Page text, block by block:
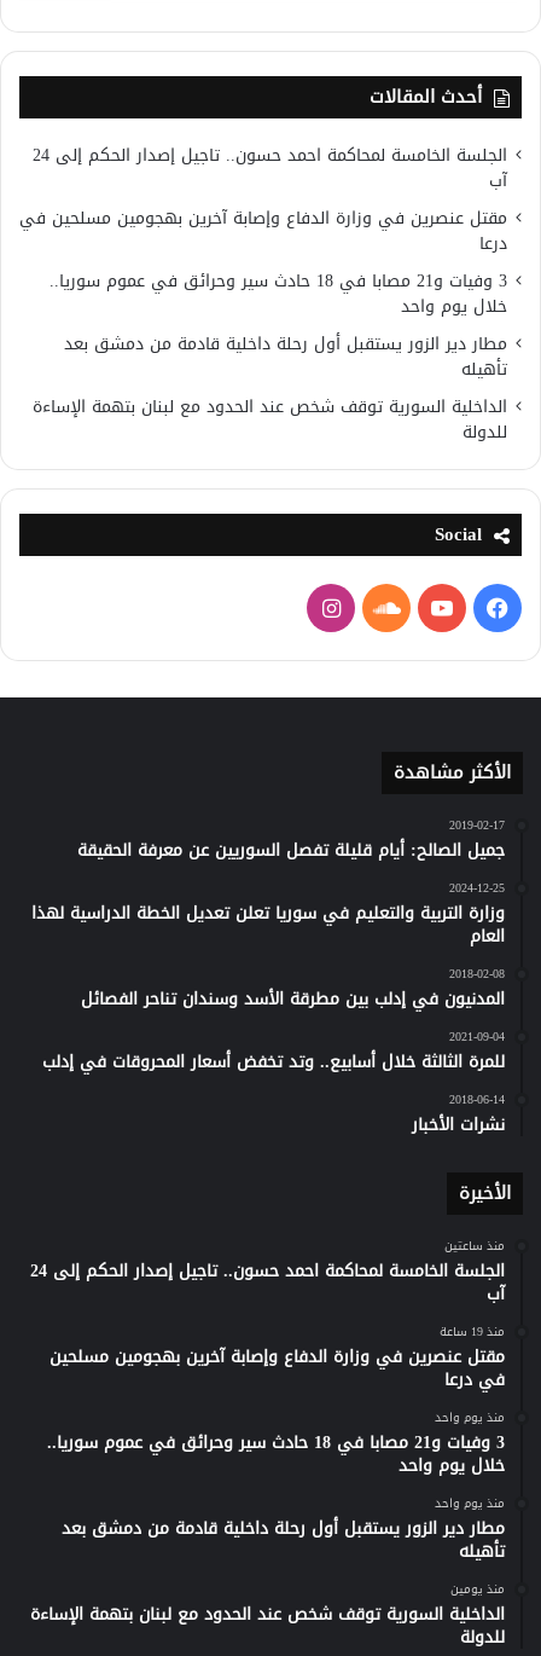
أحدث المقالات
الجلسة الخامسة لمحاكمة احمد حسون.. تاجيل إصدار الحكم إلى 24
آب
مقتل عنصرين في وزارة الدفاع وإصابة آخرين بهجومين مسلحين في
درعا
3 وفيات و21 مصابا في 18 حادث سير وحرائق في عموم سوريا..
خلال يوم واحد
مطار دير الزور يستقبل أول رحلة داخلية قادمة من دمشق بعد
تأهيله
الداخلية السورية توقف شخص عند الحدود مع لبنان بتهمة الإساءة
للدولة
Social
فيسبوكيوتيوبساوند
كلاود
انستقرام
الأكثر مشاهدة
2019-02-17
جميل الصالح: أيام قليلة تفصل السوريين عن معرفة الحقيقة
2024-12-25
وزارة التربية والتعليم في سوريا تعلن تعديل الخطة الدراسية لهذا
العام
2018-02-08
المدنيون في إدلب بين مطرقة الأسد وسندان تناحر الفصائل
2021-09-04
للمرة الثالثة خلال أسابيع.. وتد تخفض أسعار المحروقات في إدلب
2018-06-14
نشرات الأخبار
الأخيرة
منذ ساعتين
الجلسة الخامسة لمحاكمة احمد حسون.. تاجيل إصدار الحكم إلى 24
آب
منذ 19 ساعة
مقتل عنصرين في وزارة الدفاع وإصابة آخرين بهجومين مسلحين
في درعا
منذ يوم واحد
3 وفيات و21 مصابا في 18 حادث سير وحرائق في عموم سوريا..
خلال يوم واحد
منذ يوم واحد
مطار دير الزور يستقبل أول رحلة داخلية قادمة من دمشق بعد
تأهيله
منذ يومين
الداخلية السورية توقف شخص عند الحدود مع لبنان بتهمة الإساءة
للدولة